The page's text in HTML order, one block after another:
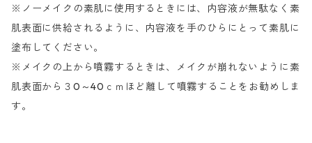
※ノーメイクの素肌に使用するときには、内容液が無駄なく素
肌表面に供給されるように、内容液を手のひらにとって素肌に
塗布してください。
※メイクの上から噴霧するときは、メイクが崩れないように素
肌表面から３0～40ｃｍほど離して噴霧することをお勧めしま
す。